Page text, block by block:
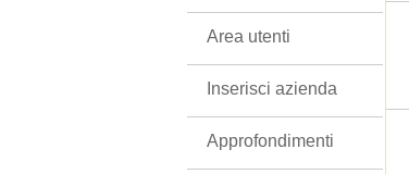
Area utenti
Inserisci azienda
Approfondimenti